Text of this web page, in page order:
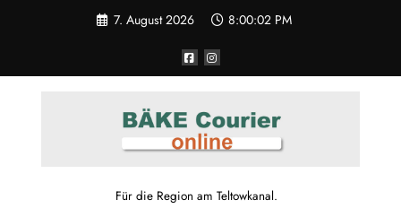
7. August 2026 8:00:02 PM
Für die Region am Teltowkanal.